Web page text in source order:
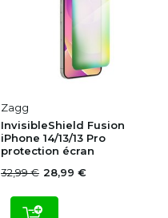
Zagg
InvisibleShield Fusion
iPhone 14/13/13 Pro
protection écran
32,99 € 28,99 €